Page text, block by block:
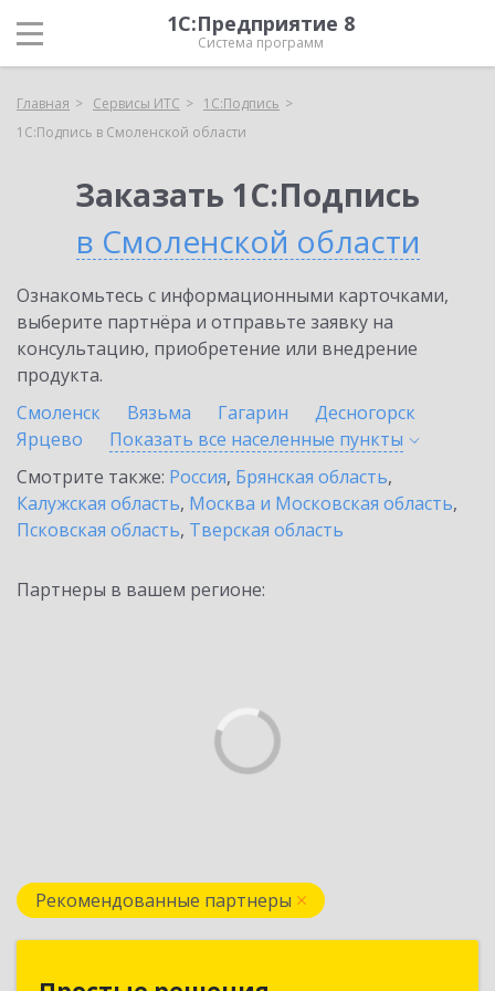
1С:Предприятие 8
Система программ
Главная Сервисы ИТС
1С:Подпись
1С:Подпись в Смоленской области
Заказать 1С:Подпись
в Смоленской области
Ознакомьтесь с информационными карточками,
выберите партнёра и отправьте заявку на
консультацию, приобретение или внедрение
продукта.
Смоленск
Вязьма Гагарин
Десногорск
Ярцево
Показать все населенные пункты
Смотрите также: Россия, Брянская область,
Калужская область, Москва и Московская область,
Псковская область, Тверская область
Партнеры в вашем регионе:
Рекомендованные партнеры